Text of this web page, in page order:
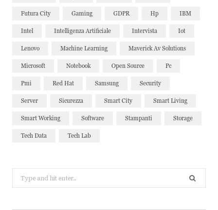
Futura City Gaming GDPR Hp IBM
Intel Intelligenza Artificiale Intervista Iot
Lenovo Machine Learning Maverick Av Solutions
Microsoft Notebook Open Source Pc
Pmi Red Hat Samsung Security
Server Sicurezza Smart City Smart Living
Smart Working Software Stampanti Storage
Tech Data Tech Lab
for: